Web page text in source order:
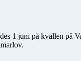
1 juni på kvällen